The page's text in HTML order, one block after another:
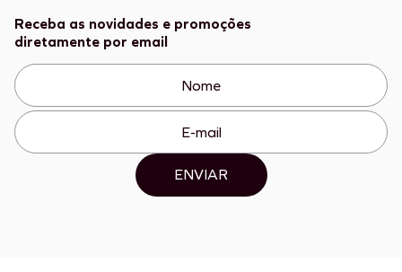
Receba as novidades e promoções
diretamente por email
ENVIAR